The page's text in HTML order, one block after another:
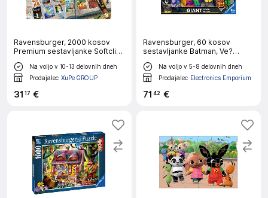
Ravensburger, 2000 kosov
Premium sestavljanke Softclick
Tema Moje najljubše
Disneyjeve znamke, Ve?barvno
Na voljo v 10-13 delovnih dneh
Prodajalec XuPe GROUP
31 17 €
Ravensburger, 60 kosov
sestavljanke Batman, Ve?
barvno
Na voljo v 5-8 delovnih dneh
Prodajalec Electronics Emporium
71 42 €